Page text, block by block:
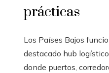
prácticas
Los Países Bajos
destacado hub
donde puertos,